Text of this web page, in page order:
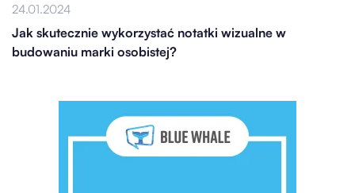
24.01.2024
Jak skutecznie wykorzystać notatki wizualne w
budowaniu marki osobistej?